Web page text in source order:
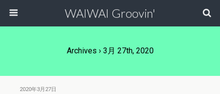
WAIWAI Groovin'
Archives › 3月 27th, 2020
2020年3月27日